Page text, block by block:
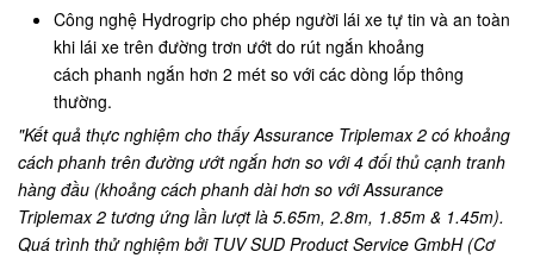
Công nghệ Hydrogrip cho phép người lái xe tự tin và an toàn
khi lái xe trên đường trơn ướt do rút ngắn khoảng
cách phanh ngắn hơn 2 mét so với các dòng lốp thông
thường.
"Kết quả thực nghiệm cho thấy Assurance Triplemax 2 có khoảng
cách phanh trên đường ướt ngắn hơn so với 4 đối thủ cạnh tranh
hàng đầu (khoảng cách phanh dài hơn so với Assurance
Triplemax 2 tương ứng lần lượt là 5.65m, 2.8m, 1.85m & 1.45m).
Quá trình thử nghiệm bởi TUV SUD Product Service GmbH (Cơ